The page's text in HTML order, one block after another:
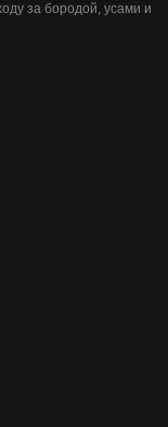
за бородой, усами и